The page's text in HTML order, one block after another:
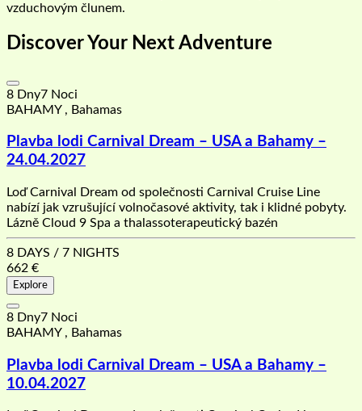
vzduchovým člunem.
Discover Your Next Adventure
8 Dny7 Noci
BAHAMY , Bahamas
Plavba lodi Carnival Dream – USA a Bahamy –
24.04.2027
Loď Carnival Dream od společnosti Carnival Cruise Line
nabízí jak vzrušující volnočasové aktivity, tak i klidné pobyty.
Lázně Cloud 9 Spa a thalassoterapeutický bazén
8 DAYS / 7 NIGHTS
662 €
Explore
8 Dny7 Noci
BAHAMY , Bahamas
Plavba lodi Carnival Dream – USA a Bahamy –
10.04.2027